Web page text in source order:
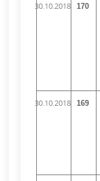
30.10.2018 170
30.10.2018 169